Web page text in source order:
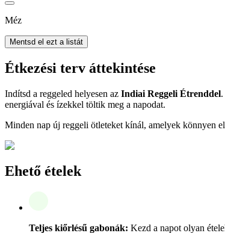
Méz
Mentsd el ezt a listát
Étkezési terv áttekintése
Indítsd a reggeled helyesen az Indiai Reggeli Étrenddel
energiával és ízekkel töltik meg a napodat.
Minden nap új reggeli ötleteket kínál, amelyek könnyen
Ehető ételek
Teljes kiőrlésű gabonák: Kezd a napot olyan